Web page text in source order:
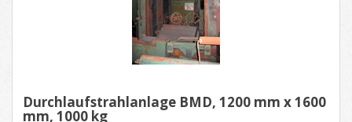
Durchlaufstrahlanlage BMD, 1200 mm x 1600
mm, 1000 kg